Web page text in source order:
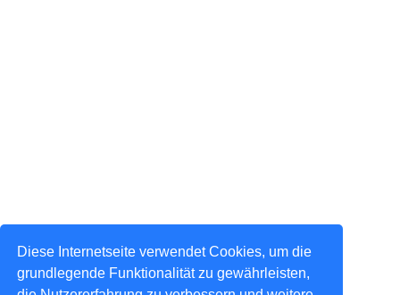
Diese Internetseite verwendet Cookies, um die
grundlegende Funktionalität zu gewährleisten,